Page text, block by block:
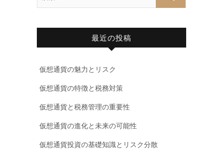
最近の投稿
仮想通貨の魅力とリスク
仮想通貨の特徴と税務対策
仮想通貨と税務管理の重要性
仮想通貨の進化と未来の可能性
仮想通貨投資の基礎知識とリスク分散